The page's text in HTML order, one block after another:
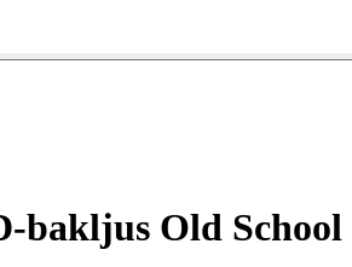
bakljus Old School